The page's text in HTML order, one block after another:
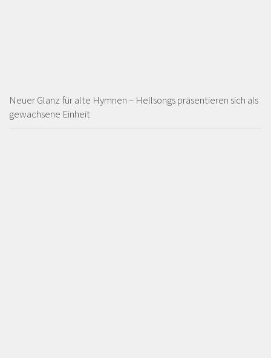
Neuer Glanz für alte Hymnen – Hellsongs präsentieren sich als
gewachsene Einheit